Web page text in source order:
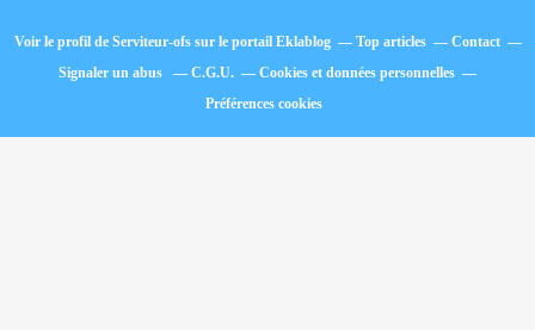
Voir le profil de Serviteur-ofssur le portail Eklablog Top articles
Contact
Signaler un abus
C.G.U.
Cookies et données personnelles
Préférences cookies